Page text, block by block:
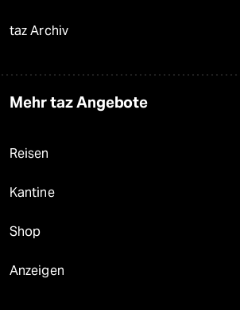
taz Archiv
Mehr taz Angebote
Reisen
Kantine
Shop
Anzeigen